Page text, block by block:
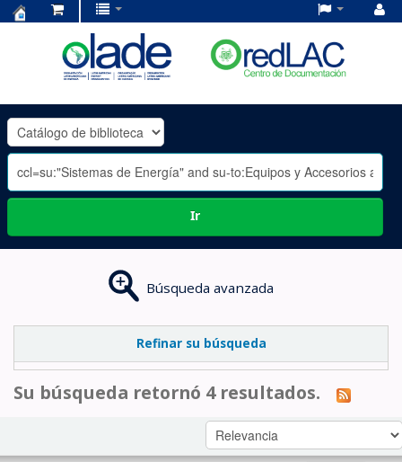
OLADE
-
Ir
Búsqueda avanzada
Refinar su búsqueda
Su búsqueda retornó 4 resultados.